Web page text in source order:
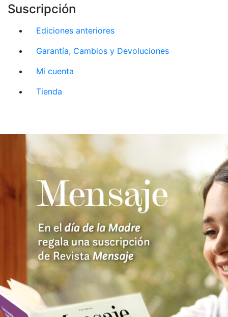
Suscripción
Ediciones anteriores
Garantía, Cambios y Devoluciones
Mi cuenta
Tienda